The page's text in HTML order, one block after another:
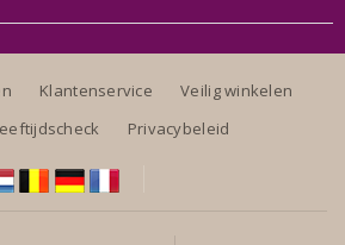
Klantenservice
Veilig winkelen
Privacybeleid